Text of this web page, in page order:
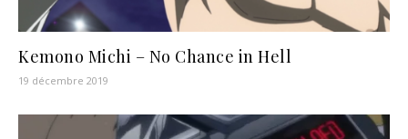
Kemono Michi – No Chance in Hell
19 décembre 2019